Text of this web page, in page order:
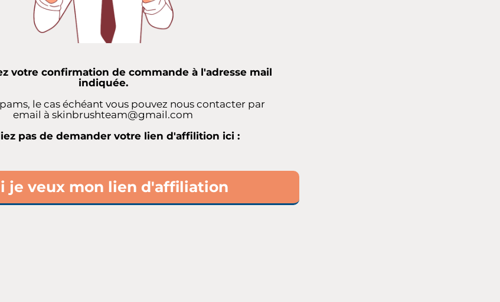
votre confirmation de commande à l'adresse mail
indiquée.
le cas échéant vous pouvez nous contacter par
email à skinbrushteam@gmail.com
pas de demander votre lien d'affilition ici :
je veux mon lien d'affiliation